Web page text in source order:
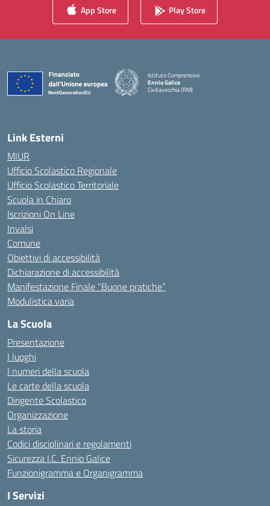
App Store Play Store
Istituto Comprensivo
Ennio Galice
Civitavecchia (RM)
Link Esterni
MIUR
Ufficio Scolastico Regionale
Ufficio Scolastico Territoriale
Scuola in Chiaro
Iscrizioni On Line
Invalsi
Comune
Obiettivi di accessibilità
Dichiarazione di accessibilità
Manifestazione Finale “Buone pratiche”
Modulistica varia
La Scuola
Presentazione
I luoghi
I numeri della scuola
Le carte della scuola
Dirigente Scolastico
Organizzazione
La storia
Codici disciplinari e regolamenti
Sicurezza I.C. Ennio Galice
Funzionigramma e Organigramma
I Servizi